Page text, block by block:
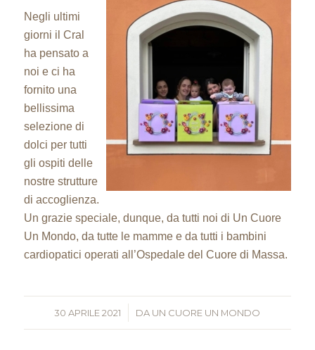
Negli ultimi
giorni il Cral
ha pensato a
noi e ci ha
fornito una
bellissima
selezione di
dolci per tutti
gli ospiti delle
nostre strutture
di accoglienza.
Un grazie speciale, dunque, da tutti noi di Un Cuore
Un Mondo, da tutte le mamme e da tutti i bambini
cardiopatici operati all’Ospedale del Cuore di Massa.
30 APRILE 2021
/ DA UN CUORE UN MONDO